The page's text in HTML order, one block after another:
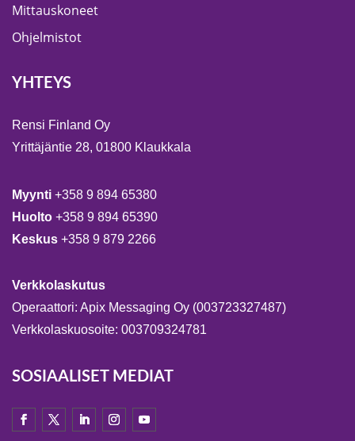
Mittauskoneet
Ohjelmistot
YHTEYS
Rensi Finland Oy
Yrittäjäntie 28, 01800 Klaukkala
Myynti +358 9 894 65380
Huolto +358 9 894 65390
Keskus +358 9 879 2266
Verkkolaskutus
Operaattori: Apix Messaging Oy (003723327487)
Verkkolaskuosoite: 003709324781
SOSIAALISET MEDIAT